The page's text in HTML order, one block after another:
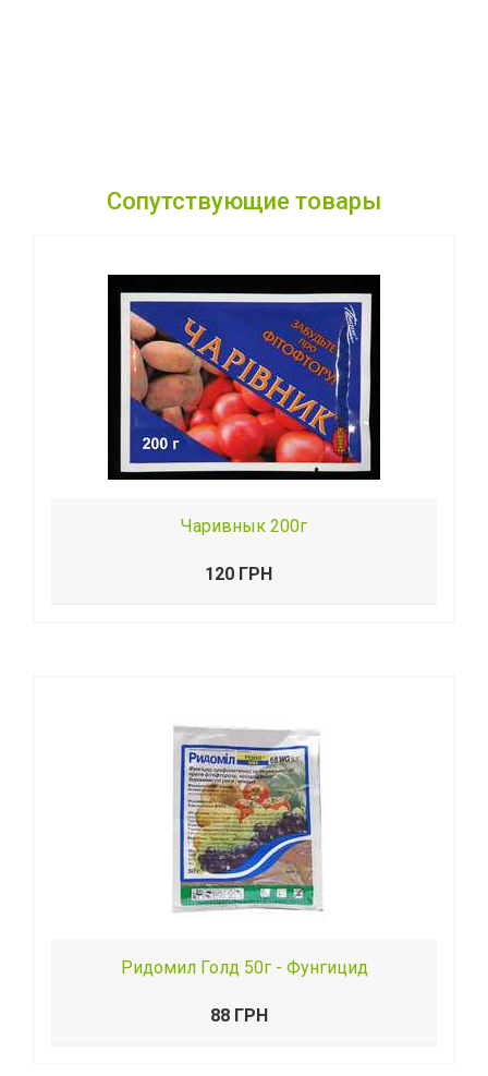
Сопутствующие товары
Чаривнык 200г
120 ГРН
Ридомил Голд 50г - Фунгицид
88 ГРН